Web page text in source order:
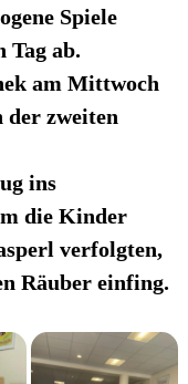
Spiele
Tag ab.
am Mittwoch
der zweiten
ins
die Kinder
verfolgten,
Räuber einfing.